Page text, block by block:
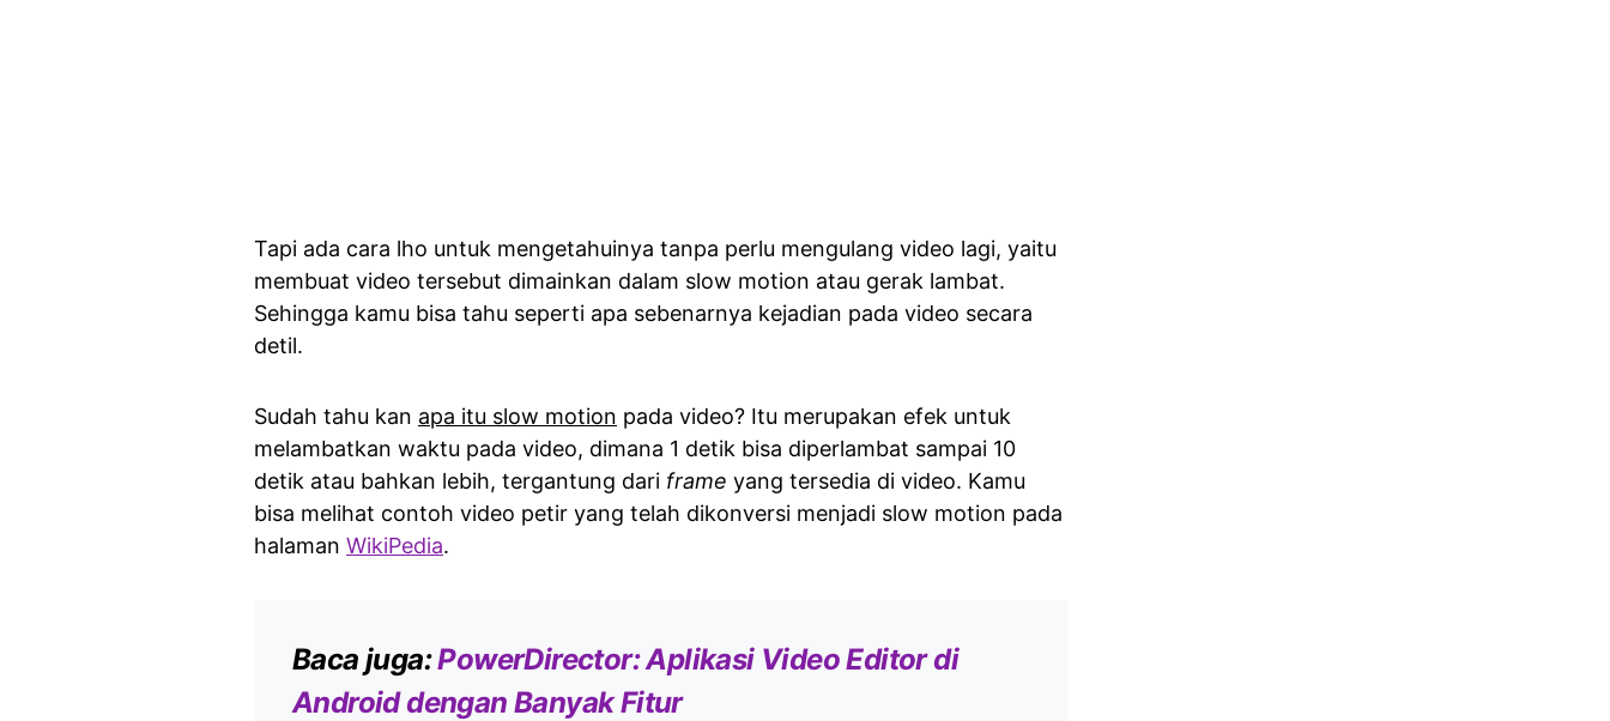
Tapi ada cara lho untuk mengetahuinya tanpa perlu mengulang video lagi, yaitu
membuat video tersebut dimainkan dalam slow motion atau gerak lambat.
Sehingga kamu bisa tahu seperti apa sebenarnya kejadian pada video secara
detil.
Sudah tahu kan apa itu slow motion pada video? Itu merupakan efek untuk
melambatkan waktu pada video, dimana 1 detik bisa diperlambat sampai 10
detik atau bahkan lebih, tergantung dari frame yang tersedia di video. Kamu
bisa melihat contoh video petir yang telah dikonversi menjadi slow motion pada
halaman WikiPedia.
Baca juga:PowerDirector: Aplikasi Video Editor di
Android dengan Banyak Fitur